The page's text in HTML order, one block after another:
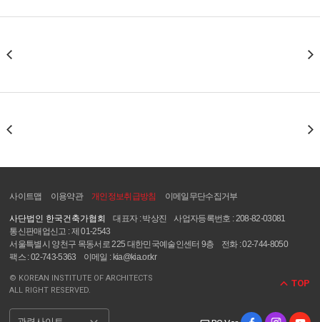
사이트맵 이용약관 개인정보취급방침 이메일무단수집거부
사단법인 한국건축가협회 대표자 : 박상진
사업자등록번호 : 208-82-03081
통신판매업신고 : 제 01-2543
서울특별시 양천구 목동서로 225 대한민국예술인센터 9층
전화 : 02-744-8050
팩스 : 02-743-5363
이메일 : kia@kia.or.kr
© KOREAN INSTITUTE OF ARCHITECTS
ALL RIGHT RESERVED.
TOP